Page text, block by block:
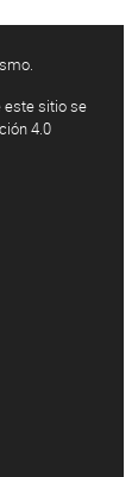
este sitio se
4.0